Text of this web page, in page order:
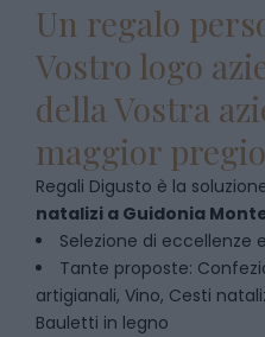
Un regalo
Vostro logo
della Vostra
maggior
Regali Digusto è la
natalizi a Guidonia
Selezione di eccellenze
Tante proposte:
artigianali, Vino, Cesti
Bauletti in legno